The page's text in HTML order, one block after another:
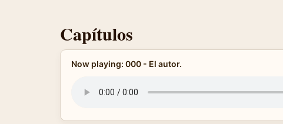
Capítulos
Now playing: 000 - El autor.